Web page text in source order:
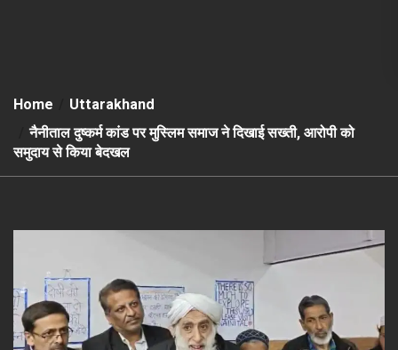
Home
Uttarakhand
नैनीताल दुष्कर्म कांड पर मुस्लिम समाज ने दिखाई सख्ती, आरोपी को
समुदाय से किया बेदखल